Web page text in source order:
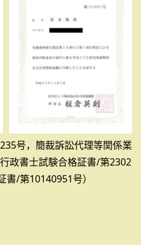
号，簡裁訴訟代理等関係業
政書士試験合格証書/第2302
/第10140951号）